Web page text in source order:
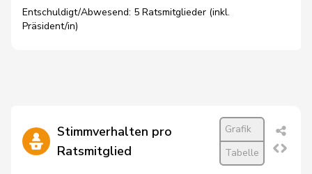
Entschuldigt/Abwesend: 5 Ratsmitglieder (inkl.
Präsident/in)
Stimmverhalten pro
Ratsmitglied
Grafik
Tabelle